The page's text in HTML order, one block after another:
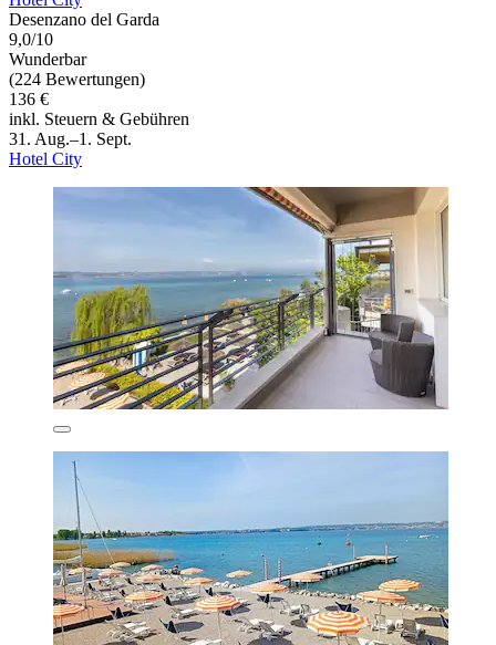
Desenzano del Garda
9,0/10
Wunderbar
(224 Bewertungen)
136 €
inkl. Steuern & Gebühren
31. Aug.–1. Sept.
Hotel City